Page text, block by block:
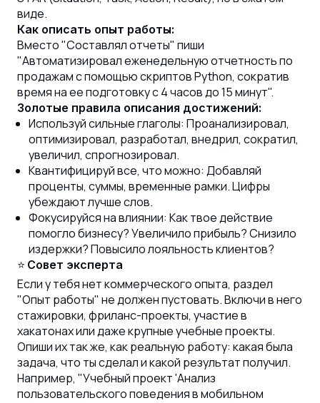
виде.
Как описать опыт работы:
Вместо "Составлял отчеты" пиши
"Автоматизировал еженедельную отчетность по
продажам с помощью скриптов Python, сократив
время на ее подготовку с 4 часов до 15 минут".
Золотые правила описания достижений:
Используй сильные глаголы: Проанализировал,
оптимизировал, разработал, внедрил, сократил,
увеличил, спрогнозировал.
Квантифицируй все, что можно: Добавляй
проценты, суммы, временные рамки. Цифры
убеждают лучше слов.
Фокусируйся на влиянии: Как твое действие
помогло бизнесу? Увеличило прибыль? Снизило
издержки? Повысило лояльность клиентов?
⭐ Совет эксперта
Если у тебя нет коммерческого опыта, раздел
"Опыт работы" не должен пустовать. Включи в него
стажировки, фриланс-проекты, участие в
хакатонах или даже крупные учебные проекты.
Опиши их так же, как реальную работу: какая была
задача, что ты сделал и какой результат получил.
Например, "Учебный проект 'Анализ
пользовательского поведения в мобильном